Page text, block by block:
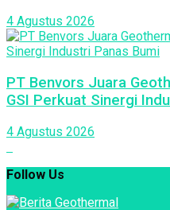
4 Agustus 2026
PT Benvors Juara
GSI Perkuat Sinergi
4 Agustus 2026
Follow Us